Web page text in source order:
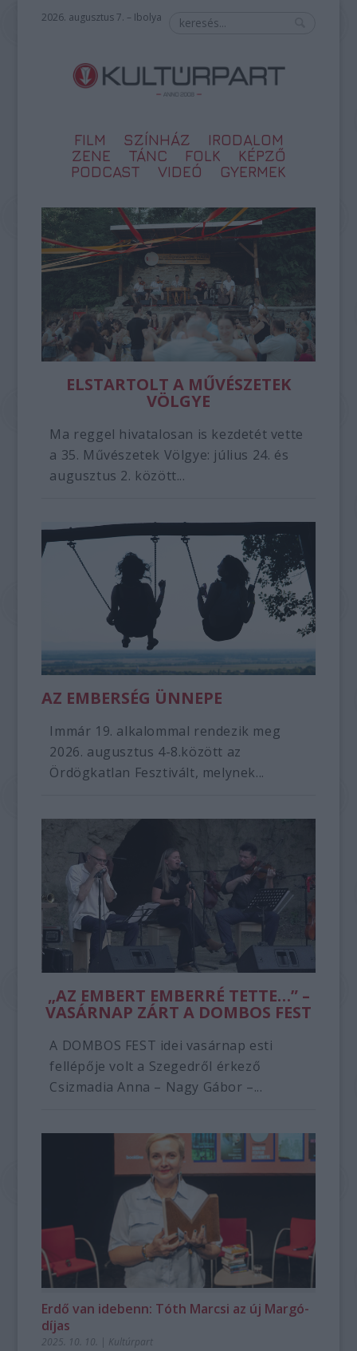
2026. augusztus 7. – Ibolya
FILM SZÍNHÁZ
IRODALOM
ZENE
TÁNC FOLK
KÉPZŐ
PODCAST
VIDEÓ GYERMEK
ELSTARTOLT A MŰVÉSZETEK
VÖLGYE
Ma reggel hivatalosan is kezdetét vette
a 35. Művészetek Völgye: július 24. és
augusztus 2. között...
AZ EMBERSÉG ÜNNEPE
Immár 19. alkalommal rendezik meg
2026. augusztus 4-8.között az
Ördögkatlan Fesztivált, melynek...
„AZ EMBERT EMBERRÉ TETTE…” –
VASÁRNAP ZÁRT A DOMBOS FEST
A DOMBOS FEST idei vasárnap esti
fellépője volt a Szegedről érkező
Csizmadia Anna – Nagy Gábor –...
Erdő van idebenn: Tóth Marcsi az új Margó-
díjas
2025. 10. 10. | Kultúrpart